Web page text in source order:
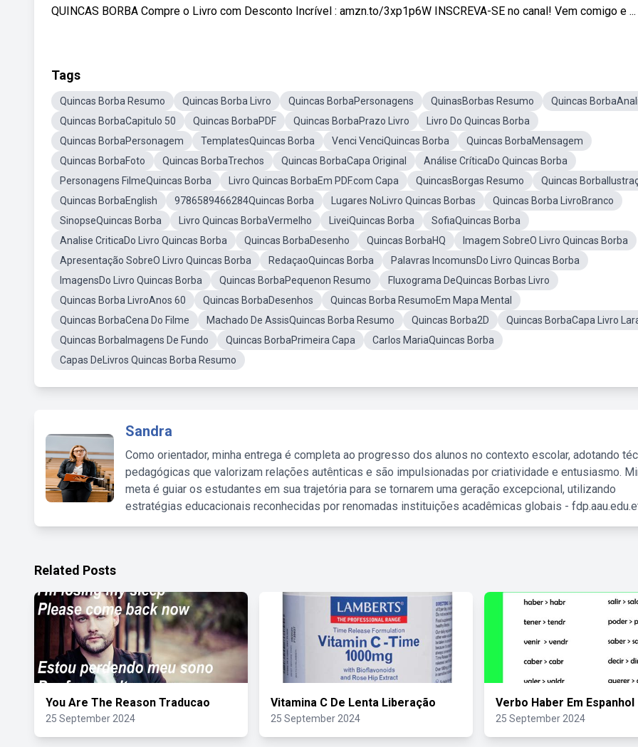
QUINCAS BORBA Compre o Livro com Desconto Incrível : amzn.to/3xp1p6W INSCREVA-SE no canal! Vem comigo e ...
Tags
Quincas Borba Resumo Quincas Borba Livro Quincas BorbaPersonagens QuinasBorbas Resumo
Quincas
Quincas BorbaCapitulo 50
Quincas BorbaPDF Quincas BorbaPrazo Livro
Livro Do Quincas Borba
Quincas BorbaPersonagem
TemplatesQuincas Borba Venci VenciQuincas Borba
Quincas BorbaMensagem
Quincas BorbaFoto
Quincas BorbaTrechos Quincas BorbaCapa Original
Análise CríticaDo Quincas Borba
Personagens FilmeQuincas Borba
Livro Quincas BorbaEm PDF.com Capa QuincasBorgas Resumo
Quincas
Quincas BorbaEnglish
9786589466284Quincas Borba Lugares NoLivro Quincas Borbas
Quincas Borba LivroBranco
SinopseQuincas Borba
Livro Quincas BorbaVermelho LiveiQuincas Borba
SofiaQuincas Borba
Analise CriticaDo Livro Quincas Borba
Quincas BorbaDesenho Quincas BorbaHQ
Imagem SobreO Livro Quincas Borba
Apresentação SobreO Livro Quincas Borba
RedaçaoQuincas Borba
Palavras IncomunsDo Livro Quincas Borba
ImagensDo Livro Quincas Borba
Quincas BorbaPequenon Resumo
Fluxograma DeQuincas Borbas Livro
Quincas Borba LivroAnos 60
Quincas BorbaDesenhos
Quincas Borba ResumoEm Mapa Mental
Quincas BorbaCena Do Filme
Machado De AssisQuincas Borba Resumo Quincas Borba2D
Quincas BorbaCapa Livro
Quincas BorbaImagens De Fundo
Quincas BorbaPrimeira Capa
Carlos MariaQuincas Borba
Capas DeLivros Quincas Borba Resumo
Sandra
Como orientador, minha entrega é completa ao progresso dos alunos no contexto escolar, adotando
pedagógicas que valorizam relações autênticas e são impulsionadas por criatividade e entusiasmo.
meta é guiar os estudantes em sua trajetória para se tornarem uma geração excepcional, utilizando
estratégias educacionais reconhecidas por renomadas instituições acadêmicas globais -
Related Posts
You Are The Reason Traducao
25 September 2024
Vitamina C De Lenta Liberação
25 September 2024
Verbo Haber Em Espanhol
25 September 2024